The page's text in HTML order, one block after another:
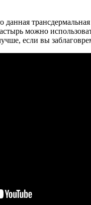
можно
если вы